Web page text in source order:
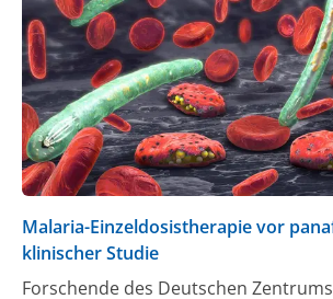
Malaria-Einzeldosistherapie vor
klinischer Studie
Forschende des Deutschen